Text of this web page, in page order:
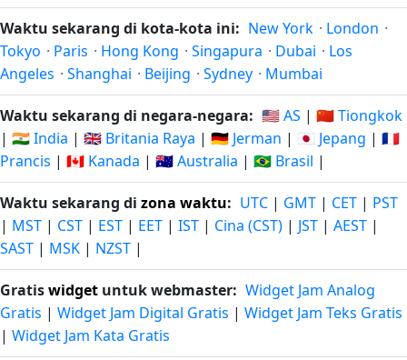
Waktu sekarang di kota-kota ini: New York · London ·
Tokyo · Paris · Hong Kong · Singapura · Dubai · Los
Angeles · Shanghai · Beijing · Sydney · Mumbai
Waktu sekarang di negara-negara: 🇺🇸 AS | 🇨🇳 Tiongkok
| 🇮🇳 India | 🇬🇧 Britania Raya | 🇩🇪 Jerman | 🇯🇵 Jepang | 🇫🇷
Prancis | 🇨🇦 Kanada | 🇦🇺 Australia | 🇧🇷 Brasil |
Waktu sekarang di zona waktu: UTC | GMT | CET | PST
| MST | CST | EST | EET | IST | Cina (CST) | JST | AEST |
SAST | MSK | NZST |
Gratiswidget untuk webmaster: Widget Jam Analog
Gratis | Widget Jam Digital Gratis | Widget Jam Teks Gratis
| Widget Jam Kata Gratis